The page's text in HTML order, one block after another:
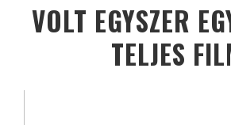
VOLT EGYSZER
TELJES